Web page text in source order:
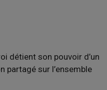
détient son pouvoir d’un
partagé sur l’ensemble